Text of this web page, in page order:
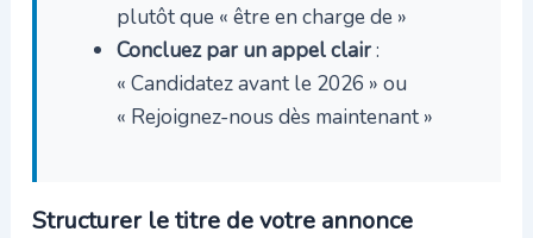
plutôt que « être en charge de »
Concluez par un appel clair:
« Candidatez avant le 2026 » ou
« Rejoignez-nous dès maintenant »
Structurer le titre de votre annonce